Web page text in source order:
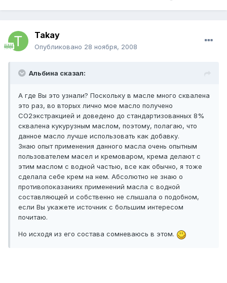
Takay
Опубликовано 28 ноября, 2008
Альбина сказал:
А где Вы это узнали? Поскольку в масле много сквалена
это раз, во вторых лично мое масло получено
СО2экстракцией и доведено до стандартизованных 8%
сквалена кукурузным маслом, поэтому, полагаю, что
данное масло лучше использовать как добавку.
Знаю опыт применения данного масла очень опытным
пользователем масел и кремоваром, крема делают с
этим маслом с водной частью, все как обычно, я тоже
сделала себе крем на нем. Абсолютно не знаю о
противопоказаниях применений масла с водной
составляющей и собственно не слышала о подобном,
если Вы укажете источник с большим интересом
почитаю.
Но исходя из его состава сомневаюсь в этом.